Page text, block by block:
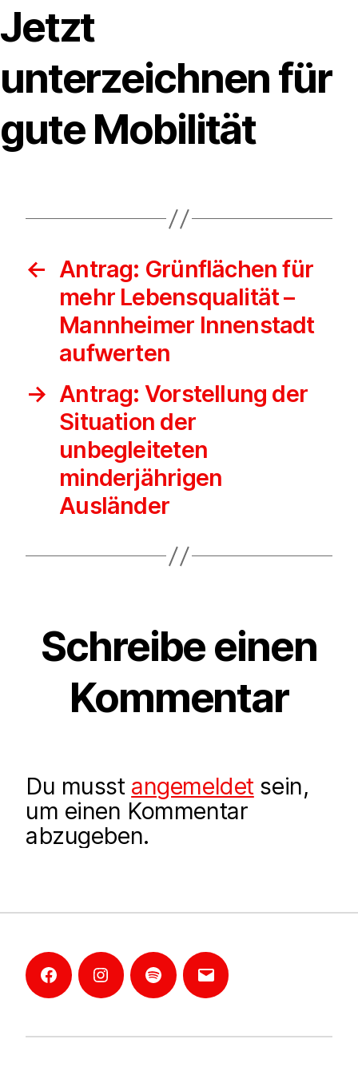
Jetzt
unterzeichnen für
gute Mobilität
← Antrag: Grünflächen für
mehr Lebensqualität –
Mannheimer Innenstadt
aufwerten
→ Antrag: Vorstellung der
Situation der
unbegleiteten
minderjährigen
Ausländer
Schreibe einen
Kommentar
Du musst angemeldetsein,
um einen Kommentar
abzugeben.
FacebookInstagramMannheim-
E-